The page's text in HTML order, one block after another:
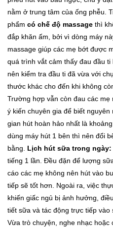
nằm ở trung tâm của ống phễu.
phẩm có chế độ massage thì
đắp khăn ấm, bởi vì dòng máy
massage giúp các mẹ bớt được
quá trình vắt cảm thấy đau đầu
nên kiểm tra đầu ti đã vừa với
thước khác cho đến khi không
Trường hợp vẫn còn đau các
ý kiến chuyên gia để biết nguyên
gian hút hoàn hảo nhất là
dùng máy hút 1 bên thì nên đổi
bằng.
Lịch hút sữa trong ngày:
tiếng 1 lần. Đều đặn để lượng
cáo các mẹ không nên hút vào
tiếp sẽ tốt hơn. Ngoài ra, việc
khiến giấc ngủ bị ảnh hưởng,
tiết sữa và tác động trực tiếp vào
Vừa trò chuyện, nghe nhạc hoặc